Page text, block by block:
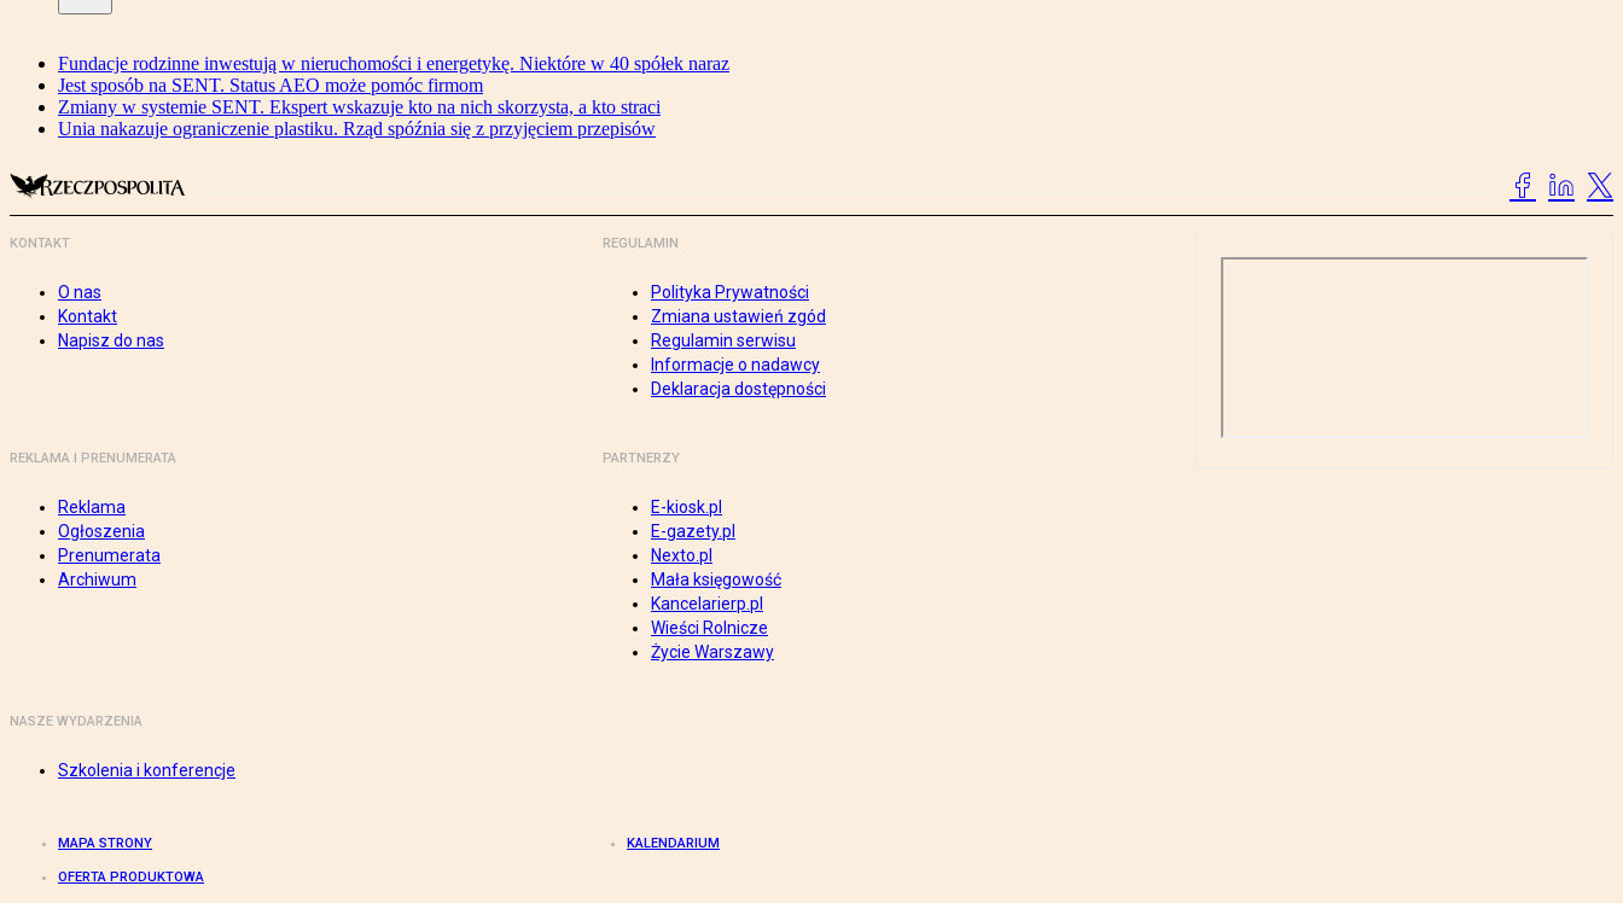
Fundacje rodzinne inwestują w nieruchomości i energetykę. Niektóre w 40 spółek naraz
Jest sposób na SENT. Status AEO może pomóc firmom
Zmiany w systemie SENT. Ekspert wskazuje kto na nich skorzysta, a kto straci
Unia nakazuje ograniczenie plastiku. Rząd spóźnia się z przyjęciem przepisów
KONTAKT
O nas
Kontakt
Napisz do nas
REGULAMIN
Polityka Prywatności
Zmiana ustawień zgód
Regulamin serwisu
Informacje o nadawcy
Deklaracja dostępności
REKLAMA I PRENUMERATA
Reklama
Ogłoszenia
Prenumerata
Archiwum
PARTNERZY
E-kiosk.pl
E-gazety.pl
Nexto.pl
Mała księgowość
Kancelarierp.pl
Wieści Rolnicze
Życie Warszawy
NASZE WYDARZENIA
Szkolenia i konferencje
MAPA STRONY KALENDARIUM
OFERTA PRODUKTOWA